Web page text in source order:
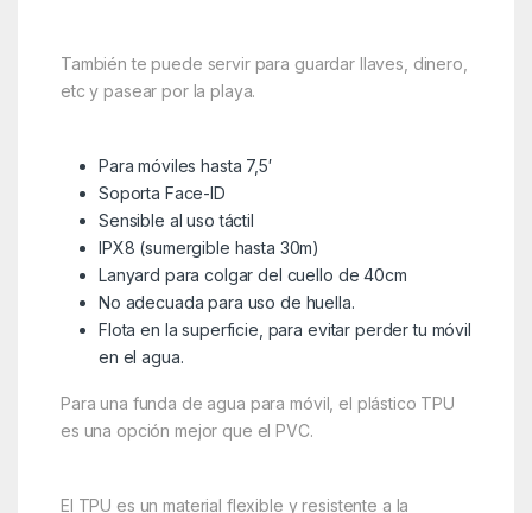
También te puede servir para guardar llaves, dinero,
etc y pasear por la playa.
Para móviles hasta 7,5′
Soporta Face-ID
Sensible al uso táctil
IPX8 (sumergible hasta 30m)
Lanyard para colgar del cuello de 40cm
No adecuada para uso de huella.
Flota en la superficie, para evitar perder tu móvil
en el agua.
Para una funda de agua para móvil, el plástico TPU
es una opción mejor que el PVC.
El TPU es un material flexible y resistente a la